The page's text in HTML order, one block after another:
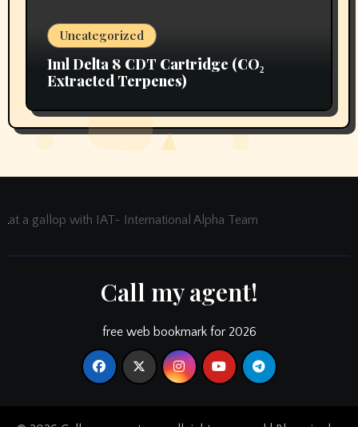
Uncategorized
1ml Delta 8 CDT Cartridge (CO₂
Extracted Terpenes)
at a gallop with IAT- International Alpha Team
Call my agent!
free web bookmark for 2026